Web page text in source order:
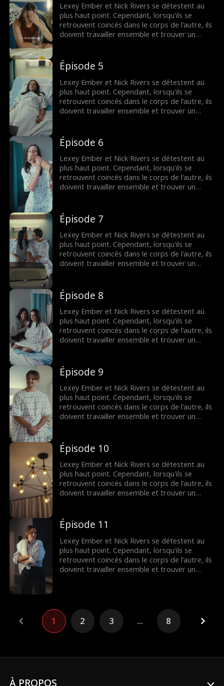
Lexey Ember et Nick Rivers se détestent au
plus haut point. Cependant, lorsqu'ils se
retrouvent coincés dans le corps de l'autre, ils
doivent travailler ensemble et trouver un
Épisode 5
Lexey Ember et Nick Rivers se détestent au
plus haut point. Cependant, lorsqu'ils se
retrouvent coincés dans le corps de l'autre, ils
doivent travailler ensemble et trouver un
Épisode 6
Lexey Ember et Nick Rivers se détestent au
plus haut point. Cependant, lorsqu'ils se
retrouvent coincés dans le corps de l'autre, ils
doivent travailler ensemble et trouver un
Épisode 7
Lexey Ember et Nick Rivers se détestent au
plus haut point. Cependant, lorsqu'ils se
retrouvent coincés dans le corps de l'autre, ils
doivent travailler ensemble et trouver un
Épisode 8
Lexey Ember et Nick Rivers se détestent au
plus haut point. Cependant, lorsqu'ils se
retrouvent coincés dans le corps de l'autre, ils
doivent travailler ensemble et trouver un
Épisode 9
Lexey Ember et Nick Rivers se détestent au
plus haut point. Cependant, lorsqu'ils se
retrouvent coincés dans le corps de l'autre, ils
doivent travailler ensemble et trouver un
Épisode 10
Lexey Ember et Nick Rivers se détestent au
plus haut point. Cependant, lorsqu'ils se
retrouvent coincés dans le corps de l'autre, ils
doivent travailler ensemble et trouver un
Épisode 11
Lexey Ember et Nick Rivers se détestent au
plus haut point. Cependant, lorsqu'ils se
retrouvent coincés dans le corps de l'autre, ils
doivent travailler ensemble et trouver un
1 2 3 ... 8
À PROPOS